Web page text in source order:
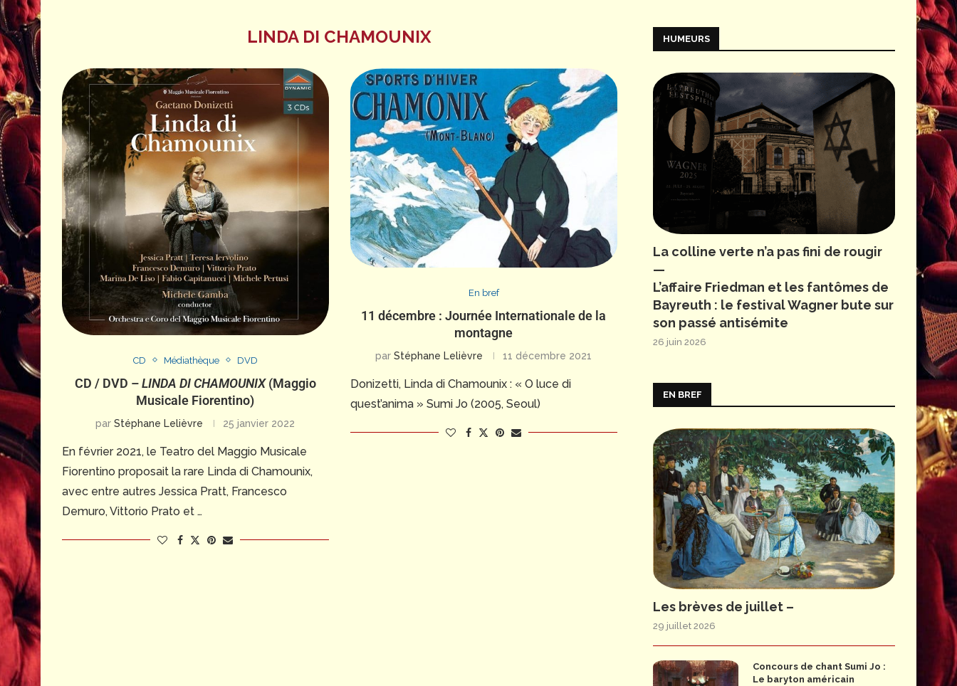
LINDA DI CHAMOUNIX
CD Médiathèque DVD
CD / DVD –LINDA DI CHAMOUNIX(Maggio
Musicale Fiorentino)
parStéphane Lelièvre 25 janvier 2022
En février 2021, le Teatro del Maggio Musicale
Fiorentino proposait la rare Linda di Chamounix,
avec entre autres Jessica Pratt, Francesco
Demuro, Vittorio Prato et …
En bref
11 décembre : Journée Internationale de la
montagne
parStéphane Lelièvre 11 décembre 2021
Donizetti, Linda di Chamounix : « O luce di
quest’anima » Sumi Jo (2005, Seoul)
HUMEURS
La colline verte n’a pas fini de rougir
—
L’affaire Friedman et les fantômes de
Bayreuth : le festival Wagner bute sur
son passé antisémite
26 juin 2026
EN BREF
Les brèves de juillet –
29 juillet 2026
Concours de chant Sumi Jo :
Le baryton américain